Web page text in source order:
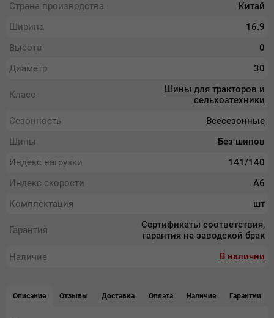
Страна производства
Китай
Ширина
16.9
Высота
0
Диаметр
30
Класс
Шины для тракторов и
сельхозтехники
Сезонность
Всесезонные
Шипы
Без шипов
Индекс нагрузки
141/140
Индекс скорости
A6
Комплектация
шт
Гарантия
Сертификаты соответствия,
гарантия на заводской брак
Наличие
В наличии
Описание Отзывы Доставка Оплата Наличие Гарантии